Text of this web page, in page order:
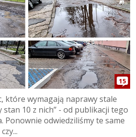
15
które wymagają naprawy stale
stan 10 z nich” - od publikacji tego
Ponownie odwiedziliśmy te same